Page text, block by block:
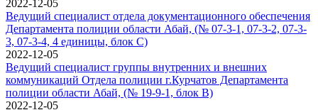
2022-12-05
Ведущий специалист отдела документационного обеспечения
Департамента полиции области Абай, (№ 07-3-1, 07-3-2, 07-3-
3, 07-3-4, 4 единицы, блок С)
2022-12-05
Ведущий специалист группы внутренних и внешних
коммуникаций Отдела полиции г.Курчатов Департамента
полиции области Абай, (№ 19-9-1, блок В)
2022-12-05